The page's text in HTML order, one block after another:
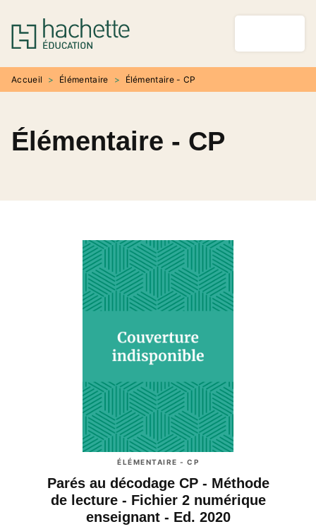
MENU RECHERCHE
PIED DE PAGE
Accueil > Élémentaire > Élémentaire - CP
Élémentaire - CP
ÉLÉMENTAIRE - CP
Parés au décodage CP - Méthode
de lecture - Fichier 2 numérique
enseignant - Ed. 2020